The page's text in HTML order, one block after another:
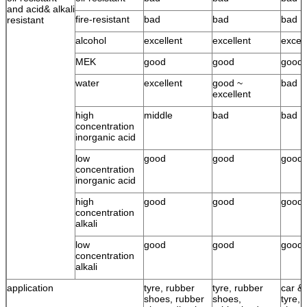
and acid& alkali
resistant
fire-resistant
bad bad
bad
alcohol
excellent excellent
MEK
good good
good
water
excellent
good ~
excellent
bad
high
concentration
inorganic acid
middle bad bad
low
concentration
inorganic acid
good good good
high
concentration
alkali
good good good
low
concentration
alkali
good good good
application
tyre, rubber
shoes, rubber
tyre, rubber
shoes,
car &
tyre,